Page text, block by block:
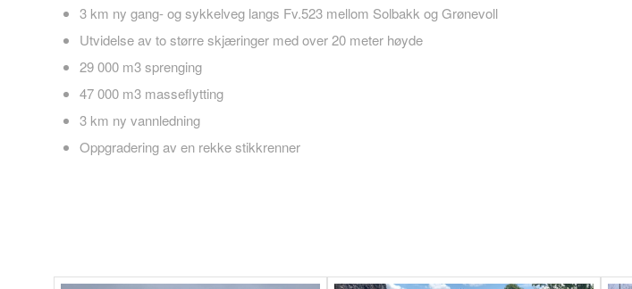
3 km ny gang- og sykkelveg langs Fv.523 mellom Solbakk og Grønevoll
Utvidelse av to større skjæringer med over 20 meter høyde
29 000 m3 sprenging
47 000 m3 masseflytting
3 km ny vannledning
Oppgradering av en rekke stikkrenner